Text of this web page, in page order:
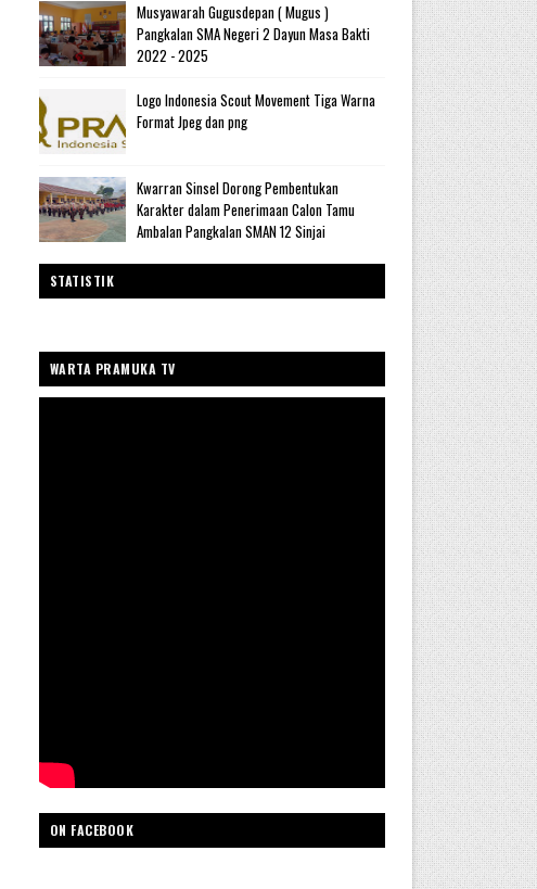
Musyawarah Gugusdepan ( Mugus )
Pangkalan SMA Negeri 2 Dayun Masa Bakti
2022 - 2025
Logo Indonesia Scout Movement Tiga Warna
Format Jpeg dan png
Kwarran Sinsel Dorong Pembentukan
Karakter dalam Penerimaan Calon Tamu
Ambalan Pangkalan SMAN 12 Sinjai
STATISTIK
WARTA PRAMUKA TV
ON FACEBOOK